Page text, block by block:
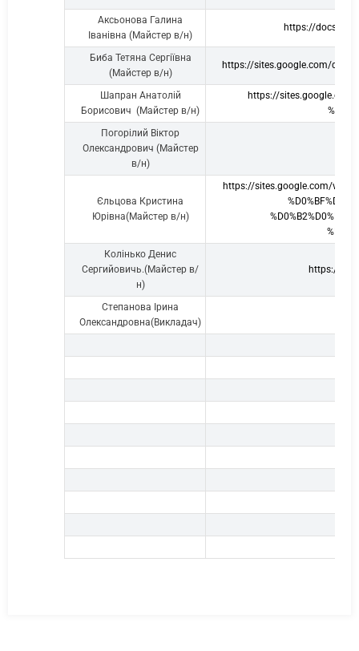
Аксьонова Галина
Іванівна (Майстер в/н)
https://
Биба Тетяна Сергіївна
(Майстер в/н)
https://sites.google.com/d/
Шапран Анатолій
Борисович (Майстер в/н)
https://sites.google.com/
Погорілий Віктор
Олександрович (Майстер
в/н)
Єльцова Кристина
Юрівна(Майстер в/н)
https://sites.google.com/view/
Колінько Денис
Сергийовичь.(Майстер в/
н)
https://
Степанова Ірина
Олександровна(Викладач)